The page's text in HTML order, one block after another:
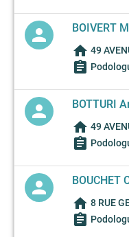
person BOIVERT
home 49
assignment
person BOTTURI
home 49
assignment
person BOUCHET
home 8 RUE
assignment